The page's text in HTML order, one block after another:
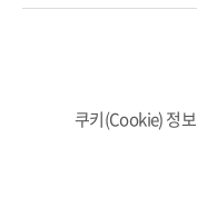
쿠키(Cookie) 정보